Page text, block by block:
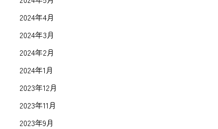
2024年4月
2024年3月
2024年2月
2024年1月
2023年12月
2023年11月
2023年9月